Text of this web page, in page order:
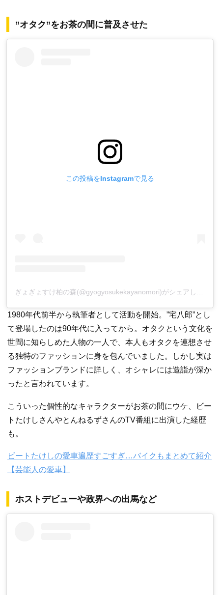
”オタク”をお茶の間に普及させた
この投稿をInstagramで見る
1980年代前半から執筆者として活動を開始。”宅八郎”とし
て登場したのは90年代に入ってから。オタクという文化を
世間に知らしめた人物の一人で、本人もオタクを連想させ
る独特のファッションに身を包んでいました。しかし実は
ファッションブランドに詳しく、オシャレには造詣が深か
ったと言われています。
こういった個性的なキャラクターがお茶の間にウケ、ビー
トたけしさんやとんねるずさんのTV番組に出演した経歴
も。
ビートたけしの愛車遍歴すごすぎ…バイクもまとめて紹介
【芸能人の愛車】
ホストデビューや政界への出馬など